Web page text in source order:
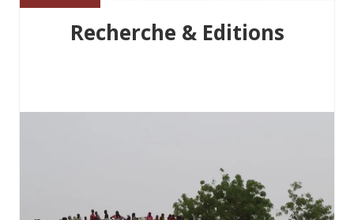
Recherche & Editions